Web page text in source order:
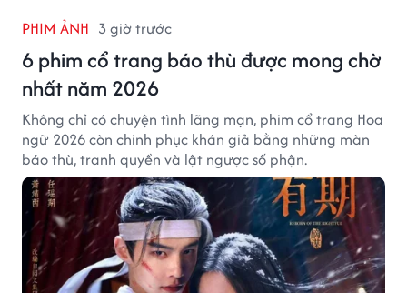
PHIM ẢNH 3 giờ trước
6 phim cổ trang báo thù được mong chờ
nhất năm 2026
Không chỉ có chuyện tình lãng mạn, phim cổ trang Hoa
ngữ 2026 còn chinh phục khán giả bằng những màn
báo thù, tranh quyền và lật ngược số phận.